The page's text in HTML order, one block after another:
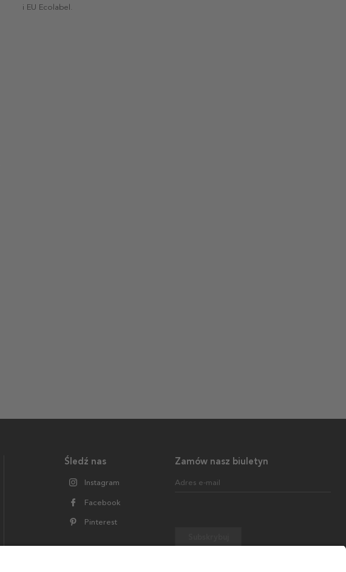
i EU Ecolabel.
Zamów nasz biuletyn
Adres e-mail
Śledź nas
Instagram
Facebook
Pinterest